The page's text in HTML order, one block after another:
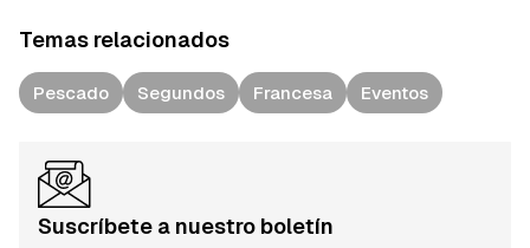
Temas relacionados
Pescado Segundos Francesa Eventos
Suscríbete a nuestro boletín